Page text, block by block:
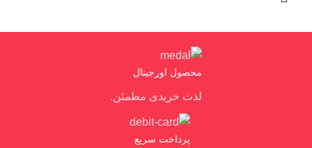
محصول اورجینال
لذت خریدی مطمئن.
پرداخت سریع